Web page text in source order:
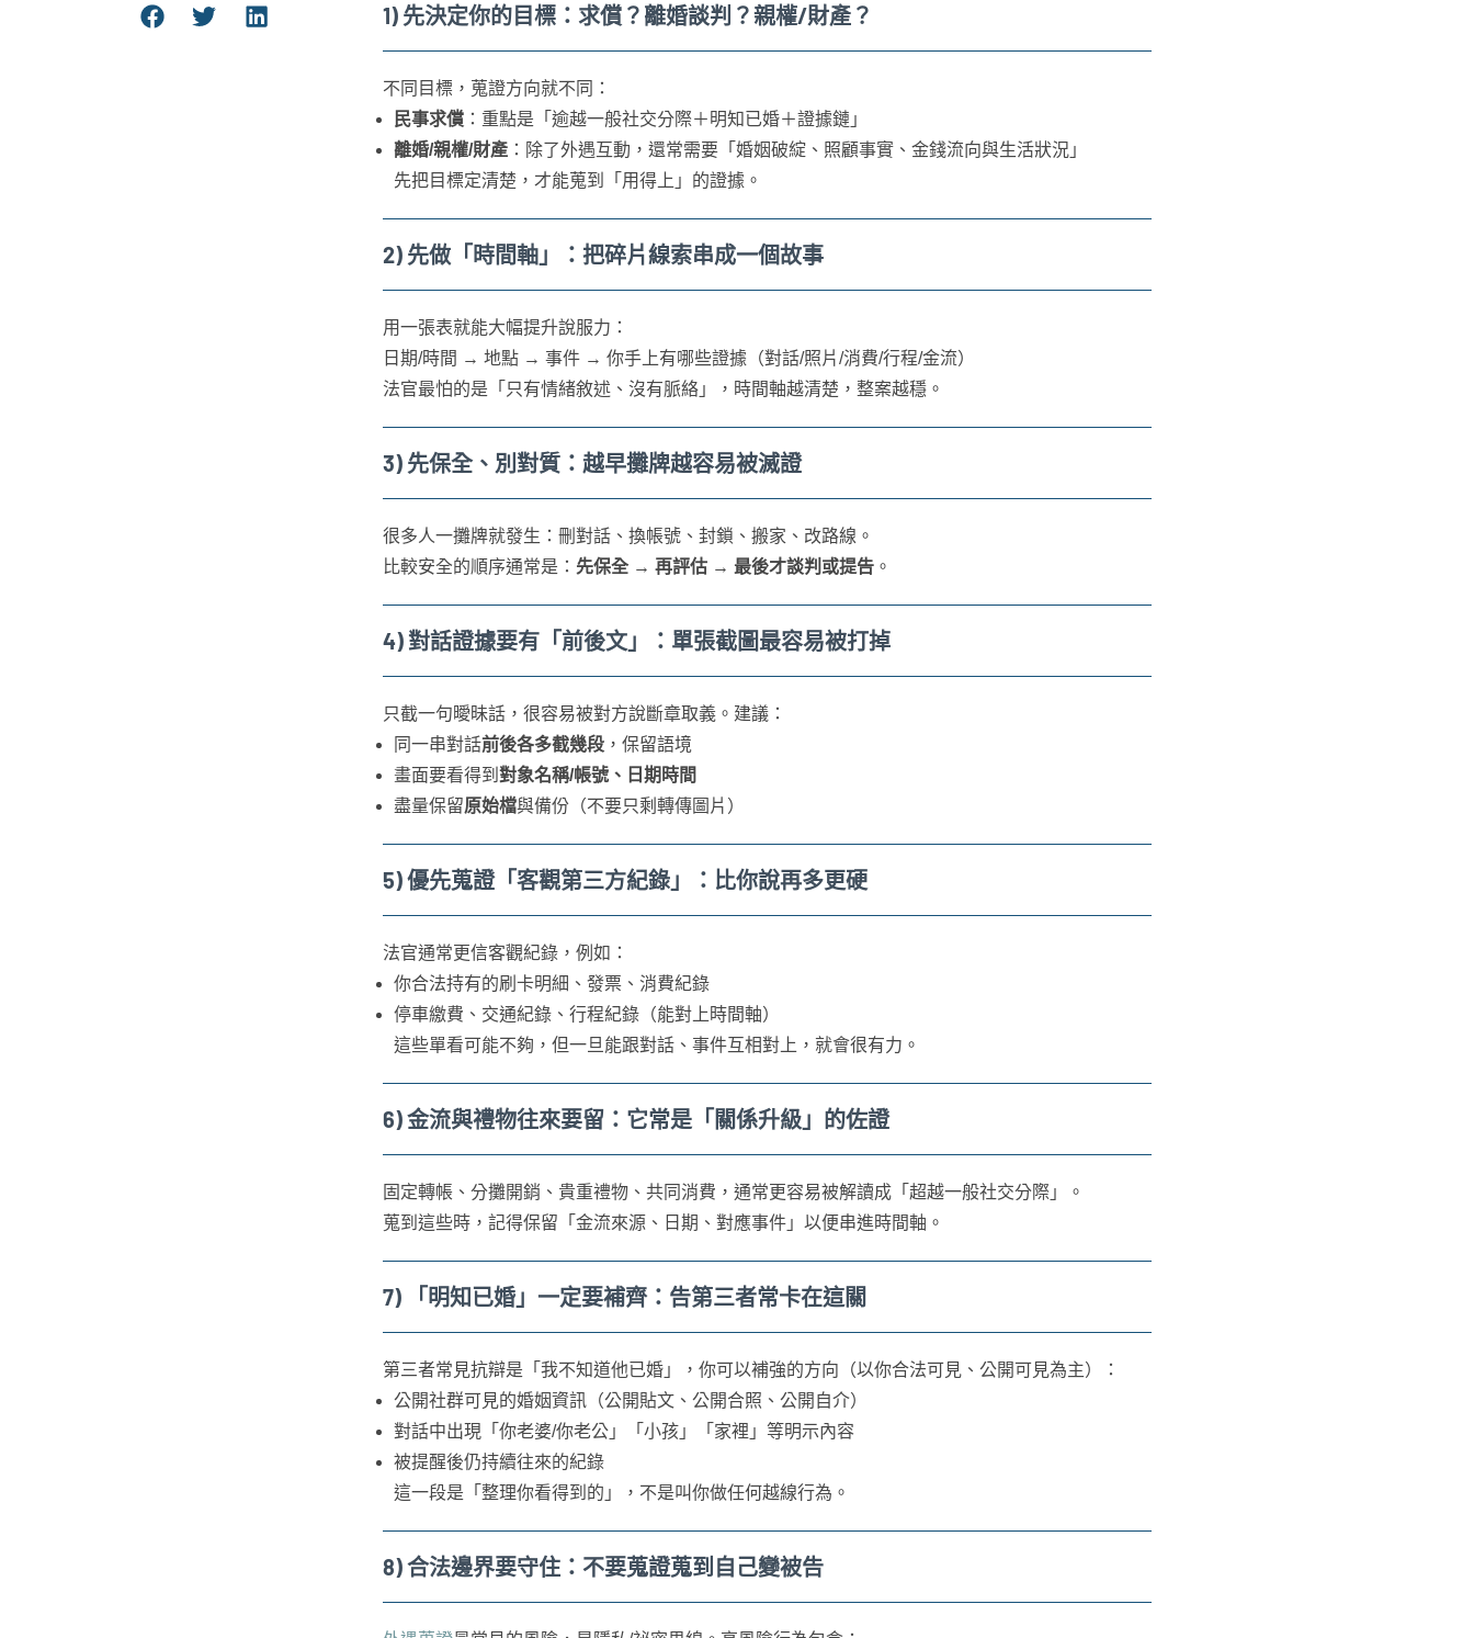
1) 先決定你的目標：求償？離婚談判？親權/財產？
不同目標，蒐證方向就不同：
民事求償 ：重點是「逾越一般社交分際＋明知已婚＋證據鏈」
離婚/親權/財產 ：除了外遇互動，還常需要「婚姻破綻、照顧事實、金錢流向與生活狀況」
先把目標定清楚，才能蒐到「用得上」的證據。
2) 先做「時間軸」：把碎片線索串成一個故事
用一張表就能大幅提升說服力：
日期/時間 → 地點 → 事件 → 你手上有哪些證據（對話/照片/消費/行程/金流）
法官最怕的是「只有情緒敘述、沒有脈絡」，時間軸越清楚，整案越穩。
3) 先保全、別對質：越早攤牌越容易被滅證
很多人一攤牌就發生：刪對話、換帳號、封鎖、搬家、改路線。
比較安全的順序通常是： 先保全 → 再評估 → 最後才談判或提告 。
4) 對話證據要有「前後文」：單張截圖最容易被打掉
只截一句曖昧話，很容易被對方說斷章取義。建議：
同一串對話前後各多截幾段 ，保留語境
畫面要看得到對象名稱/帳號、日期時間
盡量保留原始檔與備份（不要只剩轉傳圖片）
5) 優先蒐證「客觀第三方紀錄」：比你說再多更硬
法官通常更信客觀紀錄，例如：
你合法持有的刷卡明細、發票、消費紀錄
停車繳費、交通紀錄、行程紀錄（能對上時間軸）
這些單看可能不夠，但一旦能跟對話、事件互相對上，就會很有力。
6) 金流與禮物往來要留：它常是「關係升級」的佐證
固定轉帳、分攤開銷、貴重禮物、共同消費，通常更容易被解讀成「超越一般社交分際」。
蒐到這些時，記得保留「金流來源、日期、對應事件」以便串進時間軸。
7) 「明知已婚」一定要補齊：告第三者常卡在這關
第三者常見抗辯是「我不知道他已婚」，你可以補強的方向（以你合法可見、公開可見為主）：
公開社群可見的婚姻資訊（公開貼文、公開合照、公開自介）
對話中出現「你老婆/你老公」「小孩」「家裡」等明示內容
被提醒後仍持續往來的紀錄
這一段是「整理你看得到的」，不是叫你做任何越線行為。
8) 合法邊界要守住：不要蒐證蒐到自己變被告